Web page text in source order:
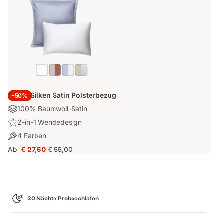
-50%
Emma Silken Satin Polsterbezug
Materialien:
100%
Baumwoll-
Satin
100% Baumwoll-Satin
Highlight:
2-
in-
1
2-in-1 Wendedesign
Farben:
4
Farben
4 Farben
Ab Preis
€ 27,50 Ursprünglicher
€ 55,00
30 Nächte Probeschlafen